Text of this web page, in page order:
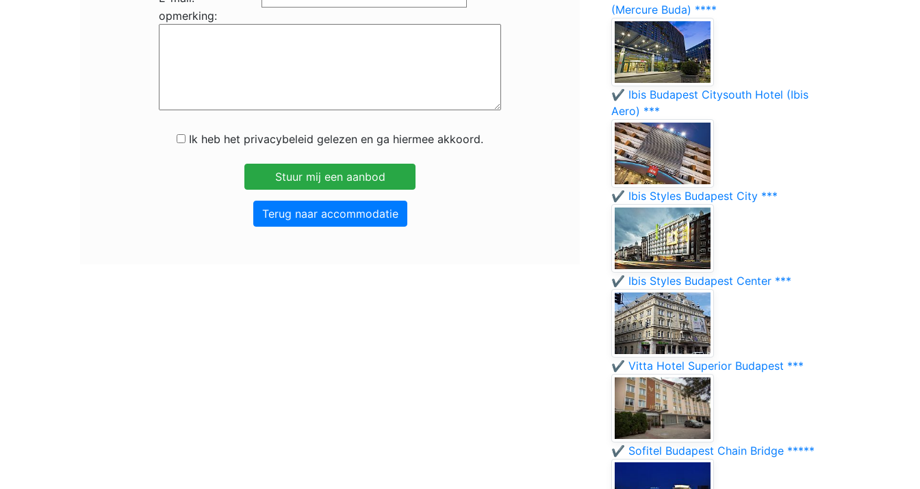
opmerking:
Ik heb het privacybeleid gelezen en ga hiermee akkoord.
Terug naar accommodatie
(Mercure Buda) ****
✔️ Ibis Budapest Citysouth Hotel (Ibis
Aero) ***
✔️ Ibis Styles Budapest City ***
✔️ Ibis Styles Budapest Center ***
✔️ Vitta Hotel Superior Budapest ***
✔️ Sofitel Budapest Chain Bridge *****